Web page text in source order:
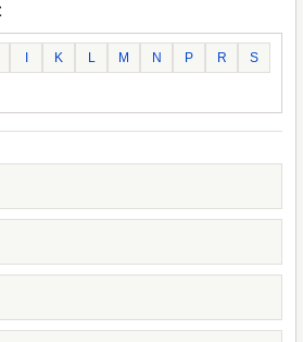
K L M N P R
S